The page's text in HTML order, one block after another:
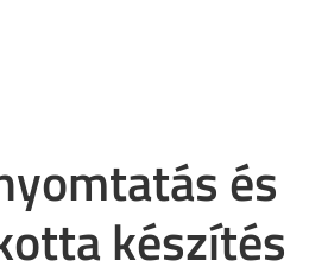
és
készítés